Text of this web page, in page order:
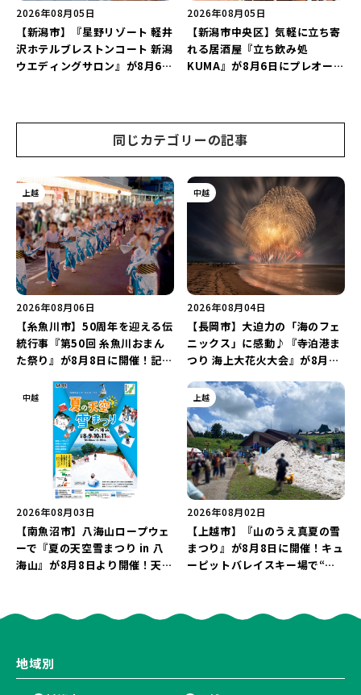
2026年08月05日
【新潟市】『星野リゾート 軽井
沢ホテルブレストンコート 新潟
ウエディングサロン』が8月6日
2026年08月05日
【新潟市中央区】気軽に立ち寄
れる居酒屋『立ち飲み処
KUMA』が8月6日にプレオープ
同じカテゴリーの記事
上越
2026年08月06日
【糸魚川市】50周年を迎える伝
統行事『第50回 糸魚川おまん
た祭り』が8月8日に開催！記念
を楽しもう♪
中越
2026年08月04日
【長岡市】大迫力の「海のフェ
ニックス」に感動♪『寺泊港ま
つり 海上大花火大会』が8月7
5,000発の花火”を楽しもう♪
中越
2026年08月03日
【南魚沼市】八海山ロープウェ
ーで『夏の天空雪まつり in 八
海山』が8月8日より開催！天然
上越
2026年08月02日
【上越市】『山のうえ真夏の雪
まつり』が8月8日に開催！キュ
ーピットバレイスキー場で“真
地域別